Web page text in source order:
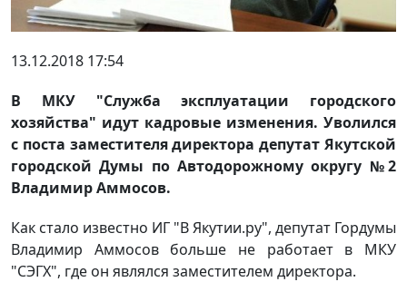
13.12.2018 17:54
В МКУ "Служба эксплуатации городского
хозяйства" идут кадровые изменения. Уволился
с поста заместителя директора депутат Якутской
городской Думы по Автодорожному округу №2
Владимир Аммосов.
Как стало известно ИГ "В Якутии.ру", депутат Гордумы
Владимир Аммосов больше не работает в МКУ
"СЭГХ", где он являлся заместителем директора.